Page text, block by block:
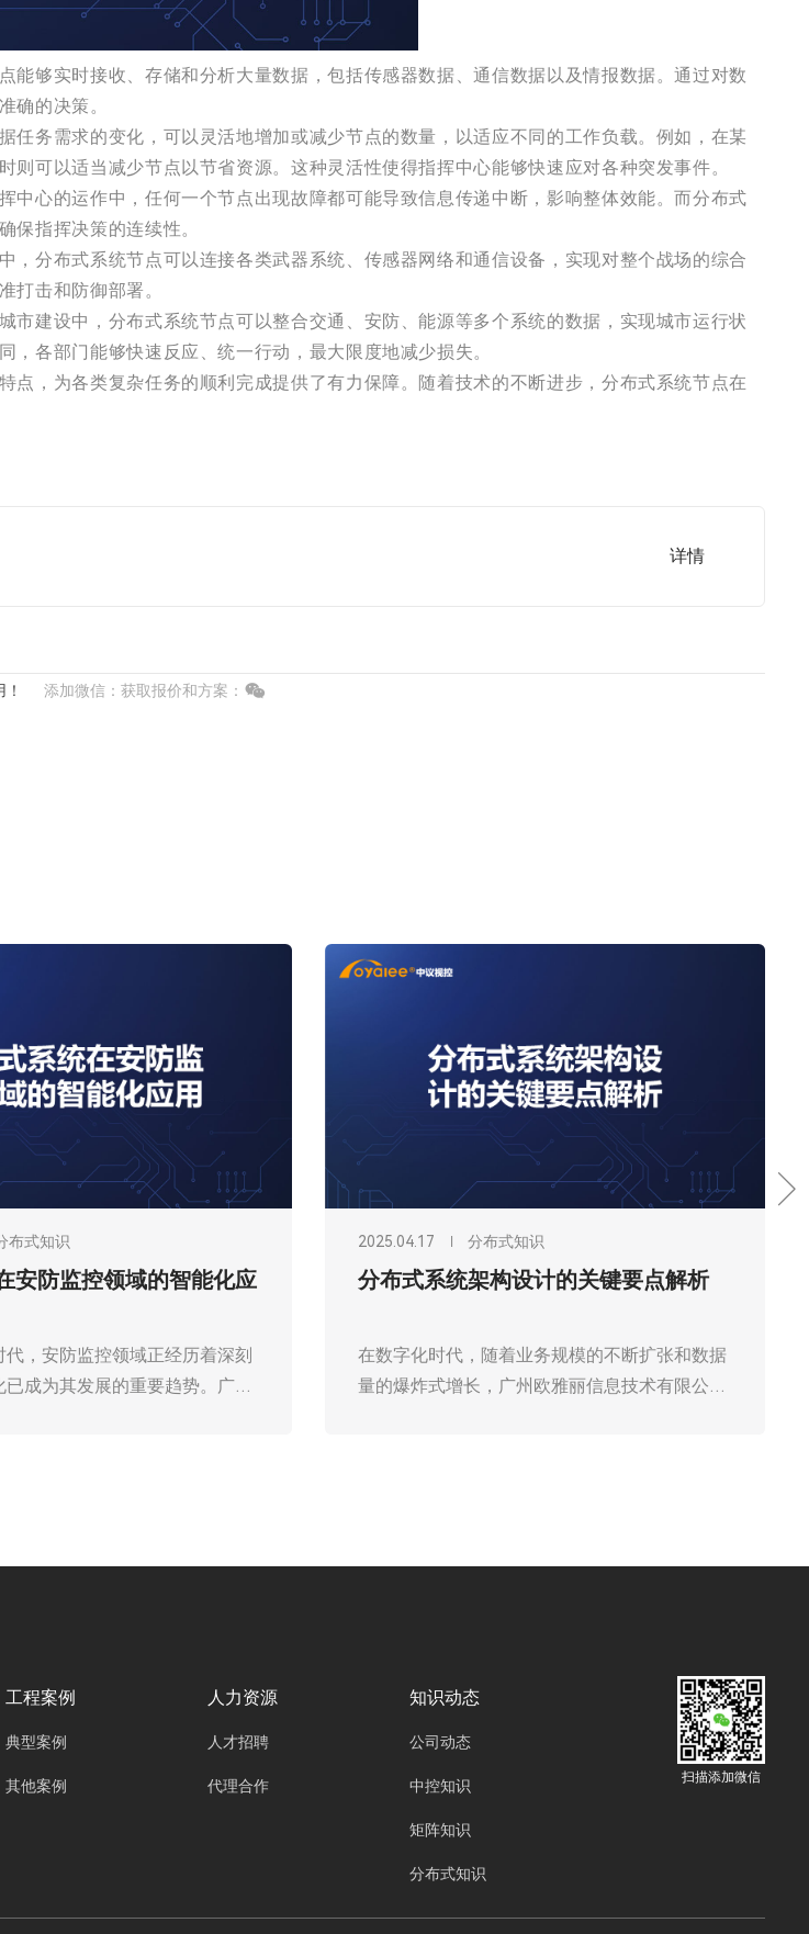
够实时接收、存储和分析大量数据，包括传感器数据、通信数据以及情报数据。通过对数
确的决策。
务需求的变化，可以灵活地增加或减少节点的数量，以适应不同的工作负载。例如，在某
可以适当减少节点以节省资源。这种灵活性使得指挥中心能够快速应对各种突发事件。
心的运作中，任何一个节点出现故障都可能导致信息传递中断，影响整体效能。而分布式
保指挥决策的连续性。
分布式系统节点可以连接各类武器系统、传感器网络和通信设备，实现对整个战场的综合
打击和防御部署。
建设中，分布式系统节点可以整合交通、安防、能源等多个系统的数据，实现城市运行状
各部门能够快速反应、统一行动，最大限度地减少损失。
，为各类复杂任务的顺利完成提供了有力保障。随着技术的不断进步，分布式系统节点在
添加微信：获取报价和方案：
分布式知识
式坐席节点，轻松增加坐席
高度发展的时代，各类指挥控制中
以及数据中心等对于高效、灵活的
2025.03.20 分布式知识
简易安装分布式坐席节点，几分钟完成
在当今数字化时代，高效的信息处理和协作至关
重要。广州欧雅丽信息技术有限公司oyalee中议
于指挥中心、监控室等场所。而实现分布式坐席
工程案例
典型案例
其他案例
人力资源
人才招聘
代理合作
知识动态
公司动态
中控知识
矩阵知识
分布式知识
扫描添加微信